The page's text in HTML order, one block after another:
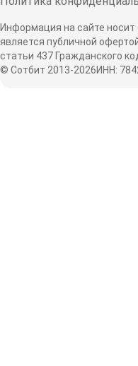
Информация на сайте носит
является публичной
статьи 437 Гражданского
© Сотбит 2013-2026ИНН: